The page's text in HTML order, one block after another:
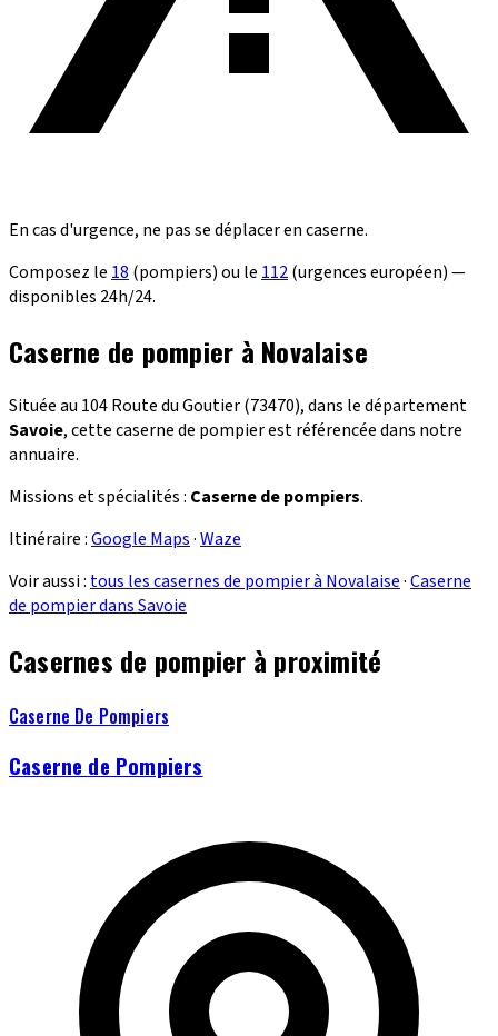
En cas d'urgence, ne pas se déplacer en caserne.
Composez le 18 (pompiers) ou le 112(urgences européen) —
disponibles 24h/24.
Caserne de pompier à Novalaise
Située au 104 Route du Goutier (73470), dans le département
Savoie, cette caserne de pompier est référencée dans notre
annuaire.
Missions et spécialités : Caserne de pompiers.
Itinéraire :Google Maps·Waze
Voir aussi : tous les casernes de pompier à Novalaise·Caserne
de pompier dans Savoie
Casernes de pompier à proximité
Caserne De Pompiers
Caserne de Pompiers